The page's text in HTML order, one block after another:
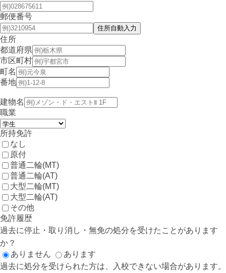
郵便番号
住所
都道府県
市区町村
町名
番地
建物名
職業
所持免許
なし
原付
普通二輪(MT)
普通二輪(AT)
大型二輪(MT)
大型二輪(AT)
その他
免許履歴
過去に停止・取り消し・無免の処分を受けたことがあります
か？
ありません
あります
過去に処分を受けられた方は、入校できない場合があります。